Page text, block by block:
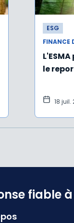
ESG
FINANCE
le
18 juil.
fiable